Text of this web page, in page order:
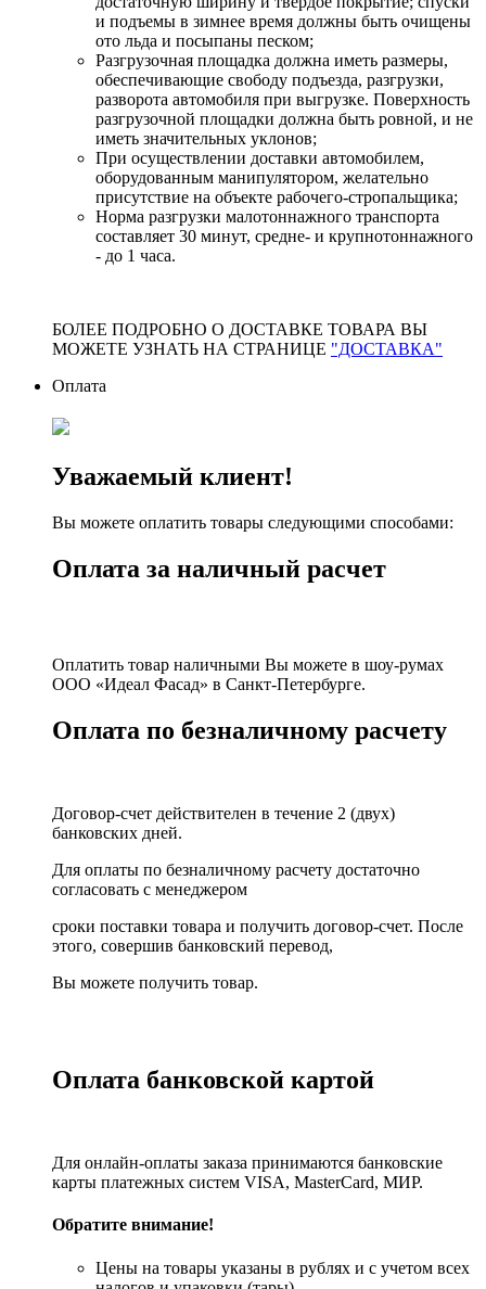
и подъемы в зимнее время должны быть очищены
ото льда и посыпаны песком;
Разгрузочная площадка должна иметь размеры,
обеспечивающие свободу подъезда, разгрузки,
разворота автомобиля при выгрузке. Поверхность
разгрузочной площадки должна быть ровной, и не
иметь значительных уклонов;
При осуществлении доставки автомобилем,
оборудованным манипулятором, желательно
присутствие на объекте рабочего-стропальщика;
Норма разгрузки малотоннажного транспорта
составляет 30 минут, средне- и крупнотоннажного
- до 1 часа.
БОЛЕЕ ПОДРОБНО О ДОСТАВКЕ ТОВАРА ВЫ
МОЖЕТЕ УЗНАТЬ НА СТРАНИЦЕ "ДОСТАВКА"
Оплата
Уважаемый клиент!
Вы можете оплатить товары следующими способами:
Оплата за наличный расчет
Оплатить товар наличными Вы можете в шоу-румах
ООО «Идеал Фасад» в Санкт-Петербурге.
Оплата по безналичному расчету
Договор-счет действителен в течение 2 (двух)
банковских дней.
Для оплаты по безналичному расчету достаточно
согласовать с менеджером
сроки поставки товара и получить договор-счет. После
этого, совершив банковский перевод,
Вы можете получить товар.
Оплата банковской картой
Для онлайн-оплаты заказа принимаются банковские
карты платежных систем VISA, MasterСard, МИР.
Обратите внимание!
Цены на товары указаны в рублях и с учетом всех